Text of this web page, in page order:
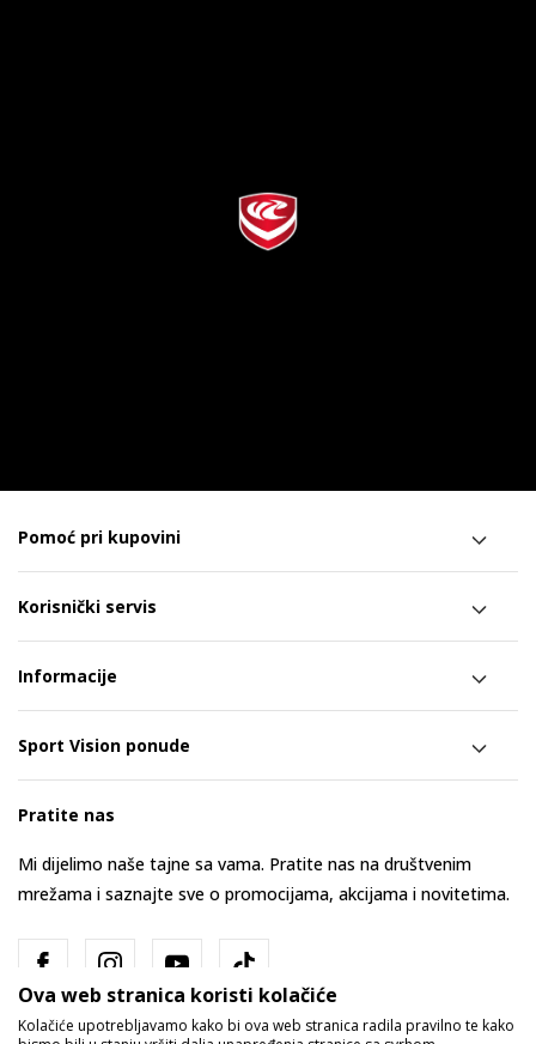
Pomoć pri kupovini
Korisnički servis
Informacije
Sport Vision ponude
Pratite nas
Mi dijelimo naše tajne sa vama. Pratite nas na društvenim
mrežama i saznajte sve o promocijama, akcijama i novitetima.
Ova web stranica koristi kolačiće
Kolačiće upotrebljavamo kako bi ova web stranica radila pravilno te kako